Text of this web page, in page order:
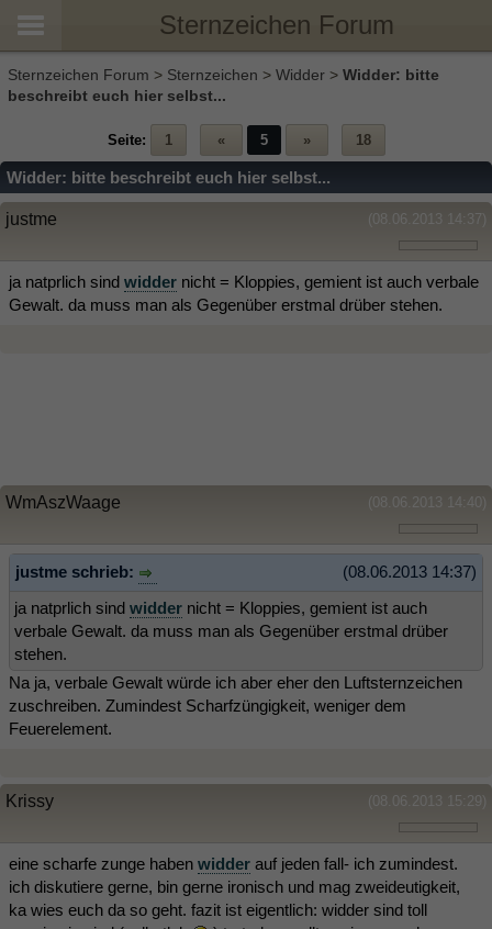
Sternzeichen Forum
Sternzeichen Forum > Sternzeichen > Widder > Widder: bitte
beschreibt euch hier selbst...
Seite: 1 « 5 » 18
Widder: bitte beschreibt euch hier selbst...
(08.06.2013 14:37)
justme
ja natprlich sind widder nicht = Kloppies, gemient ist auch verbale
Gewalt. da muss man als Gegenüber erstmal drüber stehen.
(08.06.2013 14:40)
WmAszWaage
(08.06.2013 14:37)
justme schrieb:
ja natprlich sind widder nicht = Kloppies, gemient ist auch
verbale Gewalt. da muss man als Gegenüber erstmal drüber
stehen.
Na ja, verbale Gewalt würde ich aber eher den Luftsternzeichen
zuschreiben. Zumindest Scharfzüngigkeit, weniger dem
Feuerelement.
(08.06.2013 15:29)
Krissy
eine scharfe zunge haben widder auf jeden fall- ich zumindest.
ich diskutiere gerne, bin gerne ironisch und mag zweideutigkeit,
ka wies euch da so geht. fazit ist eigentlich: widder sind toll